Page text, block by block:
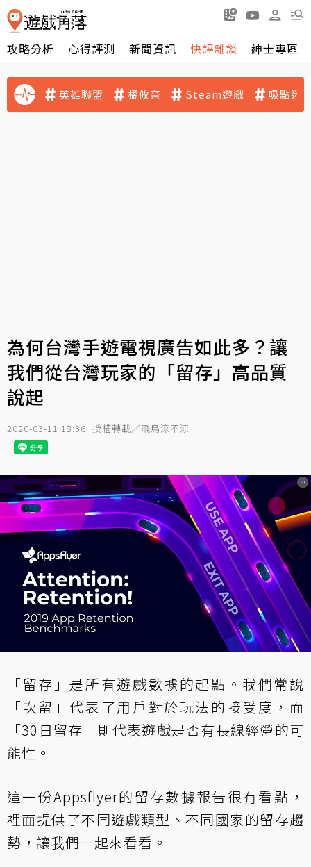
攻略分析 心得評測 新聞資訊 快評雜談 紳士專區
英雄聯盟 橘攸奈 Steam遊戲 吸點迷
為何台灣手遊電視廣告如此多？讓
我們從台灣玩家的「留存」高品質
說起
2020-03-11 18:36 授權轉載／飛鳥涼不涼
「留存」是所有遊戲數據的起點。我們常說
「次留」代表了用戶對於玩法的接受度，而
「30日留存」則代表遊戲是否有長線經營的可
能性。
這一份Appsflyer的留存數據報告很有看點，
裡面提供了不同遊戲類型、不同國家的留存趨
勢，讓我們一起來看看。